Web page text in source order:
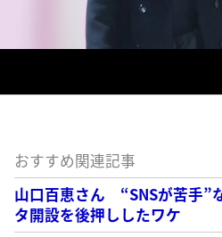
おすすめ関連記事
山口百恵さん “SNSが苦手”
タ開設を後押ししたワケ